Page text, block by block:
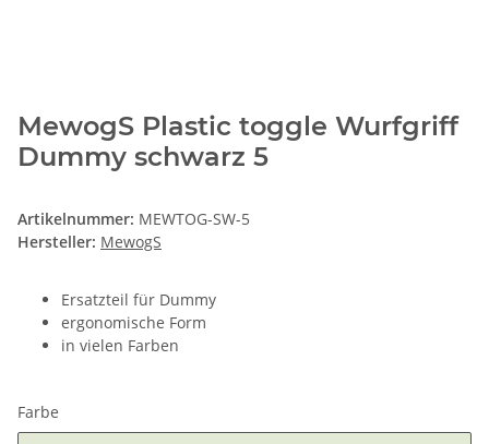
MewogS Plastic toggle Wurfgriff
Dummy schwarz 5
Artikelnummer: MEWTOG-SW-5
Hersteller: MewogS
Ersatzteil für Dummy
ergonomische Form
in vielen Farben
Farbe